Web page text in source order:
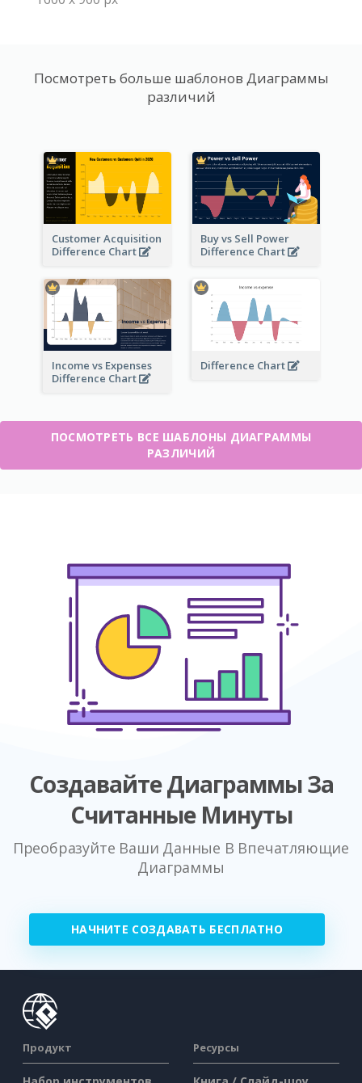
Посмотреть больше шаблонов Диаграммы
различий
Customer Acquisition
Difference Chart
Buy vs Sell Power
Difference Chart
Income vs Expenses
Difference Chart
Difference Chart
ПОСМОТРЕТЬ ВСЕ ШАБЛОНЫ ДИАГРАММЫ
РАЗЛИЧИЙ
Создавайте Диаграммы За
Считанные Минуты
Преобразуйте Ваши Данные В Впечатляющие
Диаграммы
НАЧНИТЕ СОЗДАВАТЬ БЕСПЛАТНО
Продукт Ресурсы